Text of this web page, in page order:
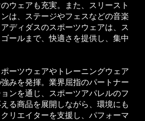
ウェアも充実。また、スリースト
は、ステージやフェスなどの音楽
ディダスのスポーツウェアは、ス
ールまで、快適さを提供し、集中
ーツウェアやトレーニングウェア
みを発揮。業界屈指のパートナー
ンを通じ、スポーツアパレルのフ
る商品を展開しながら、環境にも
リエイターを支援し、パフォーマ